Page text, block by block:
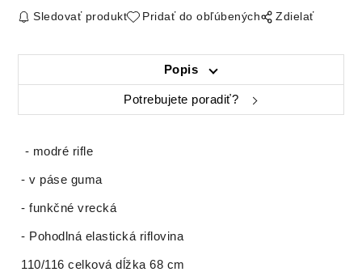
Sledovať produkt Pridať do obľúbených Zdielať
Popis
Potrebujete poradiť?
- modré rifle
- v páse guma
- funkčné vrecká
- Pohodlná elastická riflovina
110/116 celková dĺžka 68 cm